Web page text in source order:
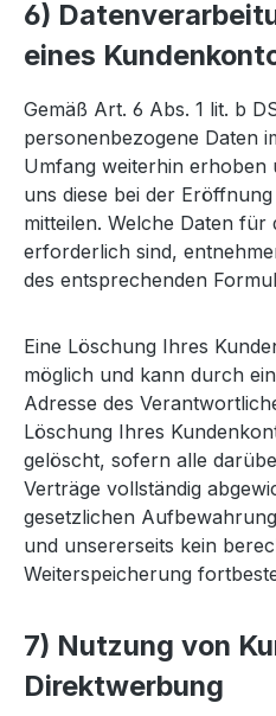
6)
eines
Gemäß Art. 6 Abs. 1 lit. b
personenbezogene Daten
Umfang weiterhin erhoben
uns diese bei der
mitteilen. Welche Daten
erforderlich sind,
des entsprechenden
Eine Löschung Ihres
möglich und kann durch
Adresse des
Löschung Ihres
gelöscht, sofern alle
Verträge vollständig
gesetzlichen
und unsererseits kein
Weiterspeicherung
7) Nutzung von
Direktwerbung